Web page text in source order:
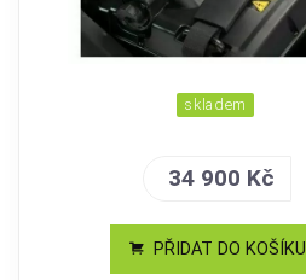
skladem
34 900 Kč
PŘIDAT DO KOŠÍKU